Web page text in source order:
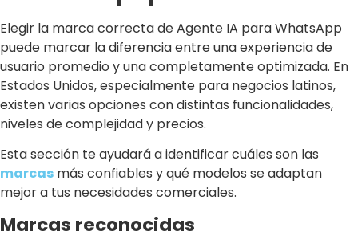
Elegir la marca correcta de Agente IA para WhatsApp
puede marcar la diferencia entre una experiencia de
usuario promedio y una completamente optimizada. En
Estados Unidos, especialmente para negocios latinos,
existen varias opciones con distintas funcionalidades,
niveles de complejidad y precios.
Esta sección te ayudará a identificar cuáles son las
marcas más confiables y qué modelos se adaptan
mejor a tus necesidades comerciales.
Marcas reconocidas